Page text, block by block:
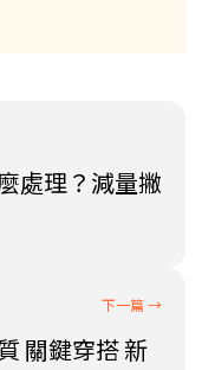
處理？減量撇
關鍵穿搭 新